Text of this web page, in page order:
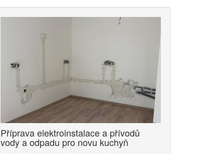
Příprava elektroinstalace a přívodů
vody a odpadu pro novu kuchyň